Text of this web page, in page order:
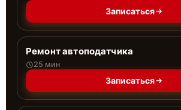
Записаться
Ремонт автоподатчика
25 мин
Записаться